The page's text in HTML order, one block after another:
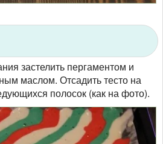
застелить пергаментом и
маслом. Отсадить тесто на
полосок (как на фото).